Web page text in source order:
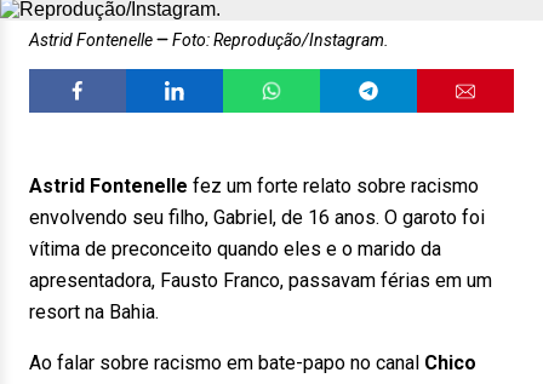
Astrid Fontenelle Foto: Reprodução/Instagram.
Astrid Fontenelle fez um forte relato sobre racismo
envolvendo seu filho, Gabriel, de 16 anos. O garoto foi
vítima de preconceito quando eles e o marido da
apresentadora, Fausto Franco, passavam férias em um
resort na Bahia.
Ao falar sobre racismo em bate-papo no canal Chico